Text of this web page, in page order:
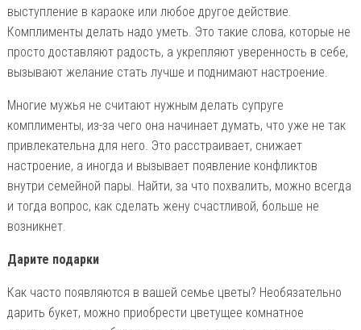
выступление в караоке или любое другое действие.
Комплименты делать надо уметь. Это такие слова, которые не
просто доставляют радость, а укрепляют уверенность в себе,
вызывают желание стать лучше и поднимают настроение.
Многие мужья не считают нужным делать супруге
комплименты, из-за чего она начинает думать, что уже не так
привлекательна для него. Это расстраивает, снижает
настроение, а иногда и вызывает появление конфликтов
внутри семейной пары. Найти, за что похвалить, можно всегда
и тогда вопрос, как сделать жену счастливой, больше не
возникнет.
Дарите подарки
Как часто появляются в вашей семье цветы? Необязательно
дарить букет, можно приобрести цветущее комнатное